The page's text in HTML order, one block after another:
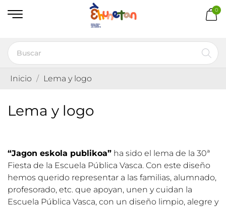
0
Inicio Lema y logo
Lema y logo
“Jagon eskola publikoa” ha sido el lema de la 30ª
Fiesta de la Escuela Pública Vasca. Con este diseño
hemos querido representar a las familias, alumnado,
profesorado, etc. que apoyan, unen y cuidan la
Escuela Pública Vasca, con un diseño limpio, alegre y